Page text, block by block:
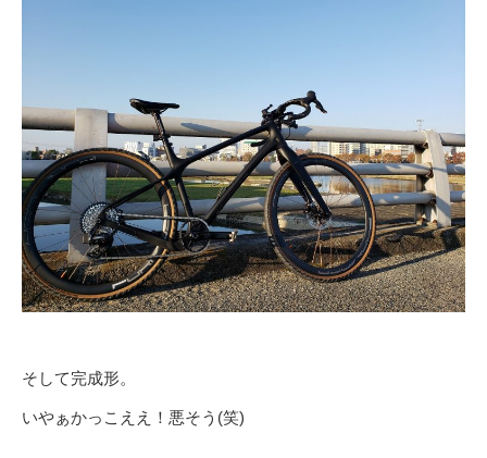
そして完成形。
いやぁかっこええ！悪そう(笑)